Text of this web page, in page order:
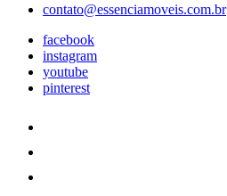
contato@essenciamoveis.com.br
facebook
instagram
youtube
pinterest